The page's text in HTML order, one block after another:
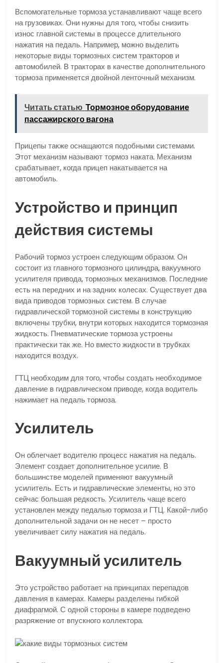
Вспомогательные тормоза устанавливают чаще всего
на грузовиках. Они нужны для того, чтобы снизить
износ главной системы в процессе длительного
нажатия на педаль. Например, можно выделить
некоторые виды тормозных систем тракторов и
автомобилей. В тракторах в качестве дополнительного
тормоза применяется двойной ленточный механизм.
Читать статью Тормозное оборудование
пассажирского вагона
Прицепы также оснащаются подобными системами.
Этот механизм называют тормоз наката. Механизм
срабатывает, когда прицеп накатывается на
автомобиль.
Устройство и принцип
действия системы
Рабочий тормоз устроен следующим образом. Он
состоит из главного тормозного цилиндра, вакуумного
усилителя привода, тормозных механизмов. Последние
есть на передних и на задних колесах. Существует два
вида приводов тормозных систем. В случае
гидравлической тормозной системы в конструкцию
включены трубки, внутри которых находится тормозная
жидкость. Пневматические тормоза устроены
практически так же. Но вместо жидкости в трубках
находится воздух.
ГТЦ необходим для того, чтобы создать необходимое
давление в гидравлическом приводе, когда водитель
нажимает на педаль тормоза.
Усилитель
Он облегчает водителю процесс нажатия на педаль.
Элемент создает дополнительное усилие. В
большинстве моделей применяют вакуумный
усилитель. Есть и гидравлические элементы, но это
сейчас большая редкость. Усилитель чаще всего
установлен между педалью тормоза и ГТЦ. Какой-либо
дополнительной задачи он не несет – просто
увеличивает силу нажатия на педаль.
Вакуумный усилитель
Это устройство работает на принципах перепадов
давления в камерах. Камеры разделены гибкой
диафрагмой. С одной стороны в камере подведено
разряжение от впускного коллектора.